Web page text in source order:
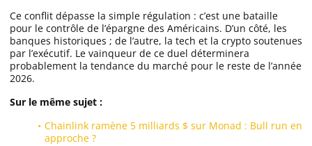
Ce conflit dépasse la simple régulation : c’est une bataille
pour le contrôle de l’épargne des Américains. D’un côté, les
banques historiques ; de l’autre, la tech et la crypto soutenues
par l’exécutif. Le vainqueur de ce duel déterminera
probablement la tendance du marché pour le reste de l’année
2026.
Sur le même sujet :
Chainlink ramène 5 milliards $ sur Monad : Bull run en
approche ?